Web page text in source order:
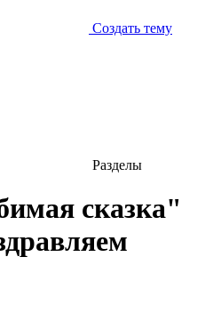
Создать тему
Разделы
сказка"